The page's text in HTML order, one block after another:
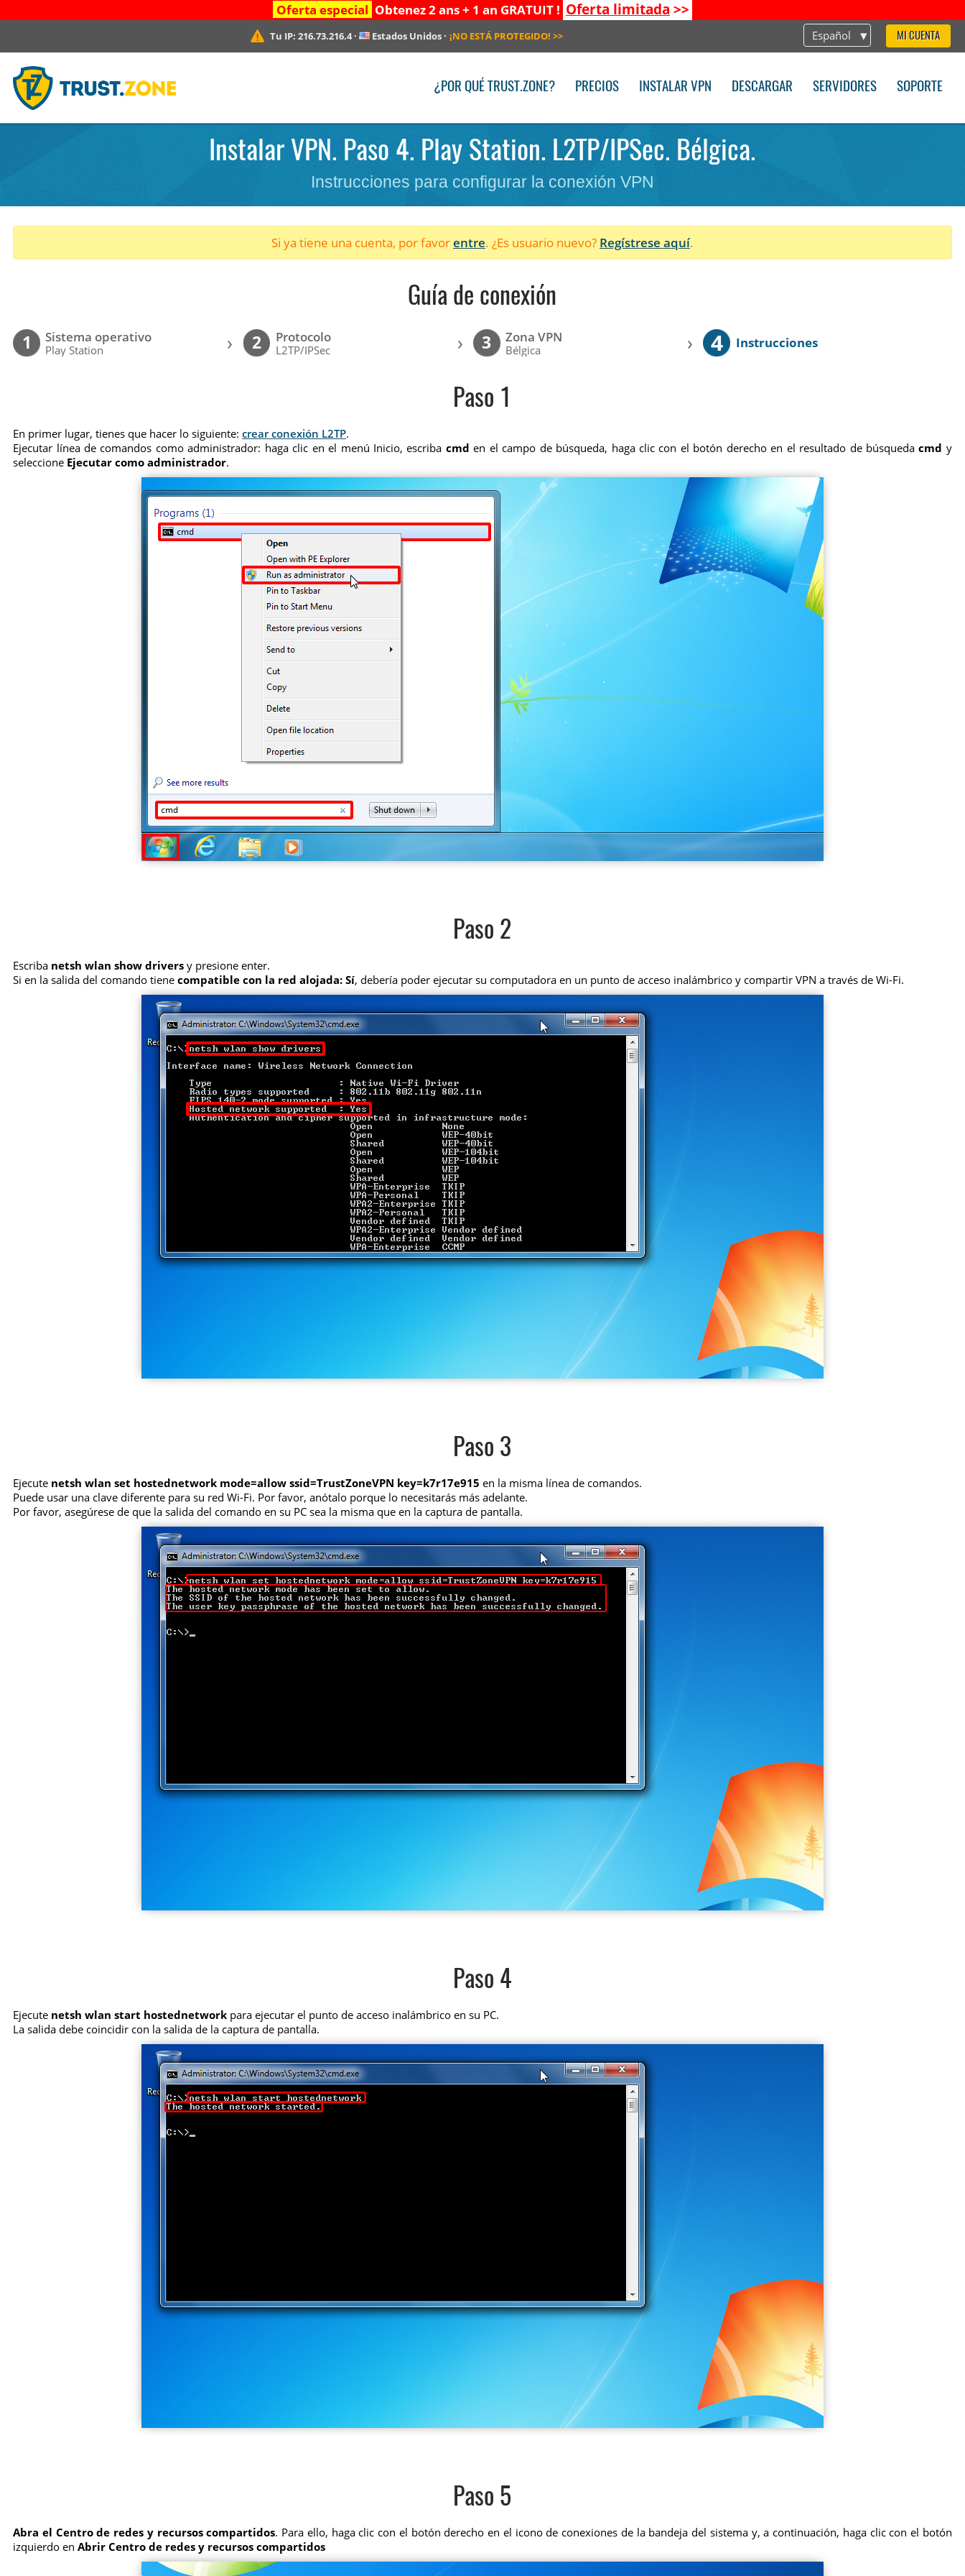
Oferta especial Obtenez 2 ans + 1 an GRATUIT ! Oferta limitada >>
Español MI CUENTA
Tu IP: 216.73.216.4· Estados Unidos· ¡NO ESTÁ PROTEGIDO! >>
¿POR QUÉ TRUST.ZONE? PRECIOS INSTALAR VPN DESCARGAR SERVIDORES SOPORTE
Instalar VPN. Paso 4. Play Station. L2TP/IPSec. Bélgica.
Instrucciones para configurar la conexión VPN
Si ya tiene una cuenta, por favorentre. ¿Es usuario nuevo? Regístrese aquí.
Guía de conexión
1 Sistema operativo
Play Station › 2 Protocolo
L2TP/IPSec › 3 Zona VPN
Bélgica › 4 Instrucciones
Paso 1
En primer lugar, tienes que hacer lo siguiente:crear conexión L2TP.
Ejecutar línea de comandos como administrador: haga clic en el menú Inicio, escriba cmd en el campo de búsqueda, haga clic con el botón derecho en el resultado de búsquedacmd y
seleccione Ejecutar como administrador.
Paso 2
Escriba netsh wlan show drivers y presione enter.
Si en la salida del comando tienecompatible con la red alojada: Sí, debería poder ejecutar su computadora en un punto de acceso inalámbrico y compartir VPN a través de Wi-Fi.
Paso 3
Ejecute netsh wlan set hostednetwork mode=allow ssid=TrustZoneVPN key=k7r17e915 en la misma línea de comandos.
Puede usar una clave diferente para su red Wi-Fi. Por favor, anótalo porque lo necesitarás más adelante.
Por favor, asegúrese de que la salida del comando en su PC sea la misma que en la captura de pantalla.
Paso 4
Ejecute netsh wlan start hostednetwork para ejecutar el punto de acceso inalámbrico en su PC.
La salida debe coincidir con la salida de la captura de pantalla.
Paso 5
Abra el Centro de redes y recursos compartidos. Para ello, haga clic con el botón derecho en el icono de conexiones de la bandeja del sistema y, a continuación, haga clic con el botón
izquierdo enAbrir Centro de redes y recursos compartidos